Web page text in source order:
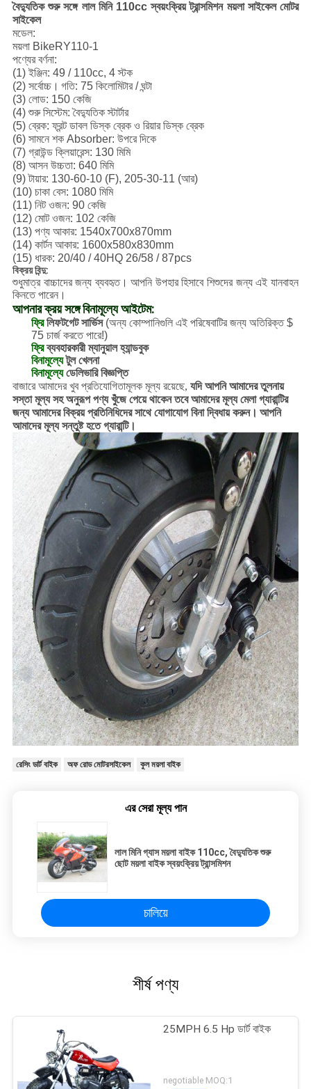
বৈদ্যুতিক শুরু সঙ্গে লাল মিনি 110cc স্বয়ংক্রিয় ট্রান্সমিশন ময়লা সাইকেল মোটর
সাইকেল
মডেল:
ময়লা BikeRY110-1
পণ্যের বর্ণনা:
(1) ইঞ্জিন: 49 / 110cc, 4 স্টক
(2) সর্বোচ্চ। গতি: 75 কিলোমিটার / ঘন্টা
(3) লোড: 150 কেজি
(4) শুরু সিস্টেম: বৈদ্যুতিক স্টার্টার
(5) ব্রেক: ফ্রন্ট ডাবল ডিস্ক ব্রেক ও রিয়ার ডিস্ক ব্রেক
(6) সামনে শক Absorber: উপরে দিকে
(7) গ্রাউন্ড ক্লিয়ারেন্স: 130 মিমি
(8) আসন উচ্চতা: 640 মিমি
(9) টায়ার: 130-60-10 (F), 205-30-11 (আর)
(10) চাকা বেস: 1080 মিমি
(11) নিট ওজন: 90 কেজি
(12) মোট ওজন: 102 কেজি
(13) পণ্য আকার: 1540x700x870mm
(14) কার্টন আকার: 1600x580x830mm
(15) ধারক: 20/40 / 40HQ 26/58 / 87pcs
বিক্রয় বিন্দু:
শুধুমাত্র বাচ্চাদের জন্য ব্যবহৃত। আপনি উপহার হিসাবে শিশুদের জন্য এই যানবাহন
কিনতে পারেন।
আপনার ক্রয় সঙ্গে বিনামূল্যে আইটেম:
ফ্রিলিফটগেট সার্ভিস(অন্য কোম্পানিগুলি এই পরিষেবাটির জন্য অতিরিক্ত $
75 চার্জ করতে পারে!)
ফ্রিব্যবহারকারী ম্যানুয়াল হ্যান্ডবুক
বিনামূল্যেটুল খেলনা
বিনামূল্যেডেলিভারি বিজ্ঞপ্তি
বাজারে আমাদের খুব প্রতিযোগিতামূলক মূল্য রয়েছে, যদি আপনি আমাদের তুলনায়
সস্তা মূল্য সহ অনুরূপ পণ্য খুঁজে পেয়ে থাকেন তবে আমাদের মূল্য মেলা গ্যারান্টির
জন্য আমাদের বিক্রয় প্রতিনিধিদের সাথে যোগাযোগ বিনা দ্বিধায় করুন। আপনি
আমাদের মূল্য সন্তুষ্ট হতে গ্যারান্টি।
রেসিং ডার্ট বাইক অফ রোড মোটরসাইকেল কুল ময়লা বাইক
এর সেরা মূল্য পান
লাল মিনি গ্যাস ময়লা বাইক 110cc, বৈদ্যুতিক শুরু
ছোট ময়লা বাইক স্বয়ংক্রিয় ট্রান্সমিশন
চালিয়ে
শীর্ষ পণ্য
25MPH 6.5 Hp ডার্ট বাইক
negotiable MOQ:1